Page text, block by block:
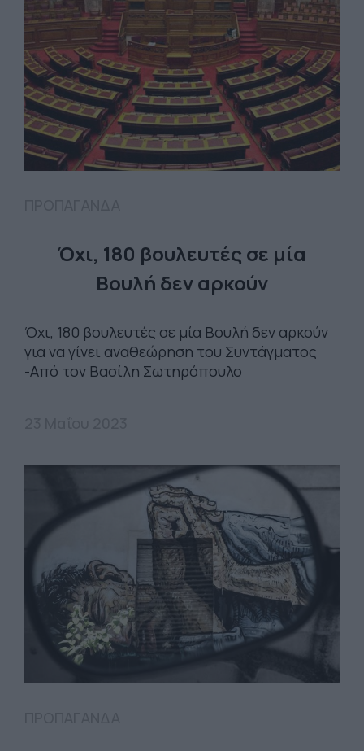
Όχι, 180 βουλευτές σε μία
Βουλή δεν αρκούν
Όχι, 180 βουλευτές σε μία Βουλή δεν αρκούν
για να γίνει αναθεώρηση του Συντάγματος
-Από τον Βασίλη Σωτηρόπουλο